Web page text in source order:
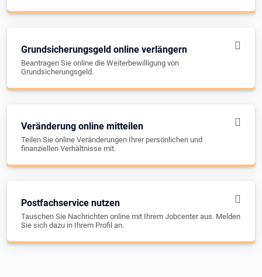
Grundsicherungsgeld online verlängern
Beantragen Sie online die Weiterbewilligung von
Grundsicherungsgeld.
Veränderung online mitteilen
Teilen Sie online Veränderungen Ihrer persönlichen und
finanziellen Verhältnisse mit.
Postfachservice nutzen
Tauschen Sie Nachrichten online mit Ihrem Jobcenter aus. Melden
Sie sich dazu in Ihrem Profil an.